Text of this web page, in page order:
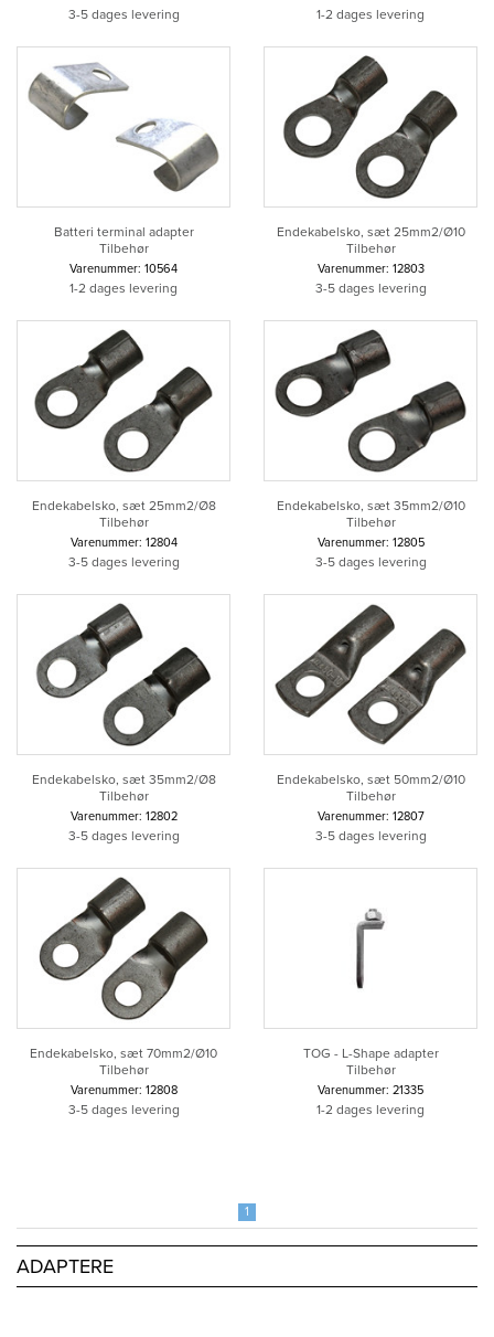
3-5 dages levering 1-2 dages levering
Batteri terminal adapter
Tilbehør
Varenummer: 10564
1-2 dages levering
Endekabelsko, sæt 25mm2/Ø10
Tilbehør
Varenummer: 12803
3-5 dages levering
Endekabelsko, sæt 25mm2/Ø8
Tilbehør
Varenummer: 12804
3-5 dages levering
Endekabelsko, sæt 35mm2/Ø10
Tilbehør
Varenummer: 12805
3-5 dages levering
Endekabelsko, sæt 35mm2/Ø8
Tilbehør
Varenummer: 12802
3-5 dages levering
Endekabelsko, sæt 50mm2/Ø10
Tilbehør
Varenummer: 12807
3-5 dages levering
Endekabelsko, sæt 70mm2/Ø10
Tilbehør
Varenummer: 12808
3-5 dages levering
TOG - L-Shape adapter
Tilbehør
Varenummer: 21335
1-2 dages levering
1
ADAPTERE